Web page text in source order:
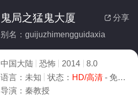
 分享
鬼局之猛鬼大厦
别名：guijuzhimengguidaxia
中国大陆 恐怖 2014
8.0
语言： 未知 状态： HD/高清- 免费在线观看
导演： 秦教授